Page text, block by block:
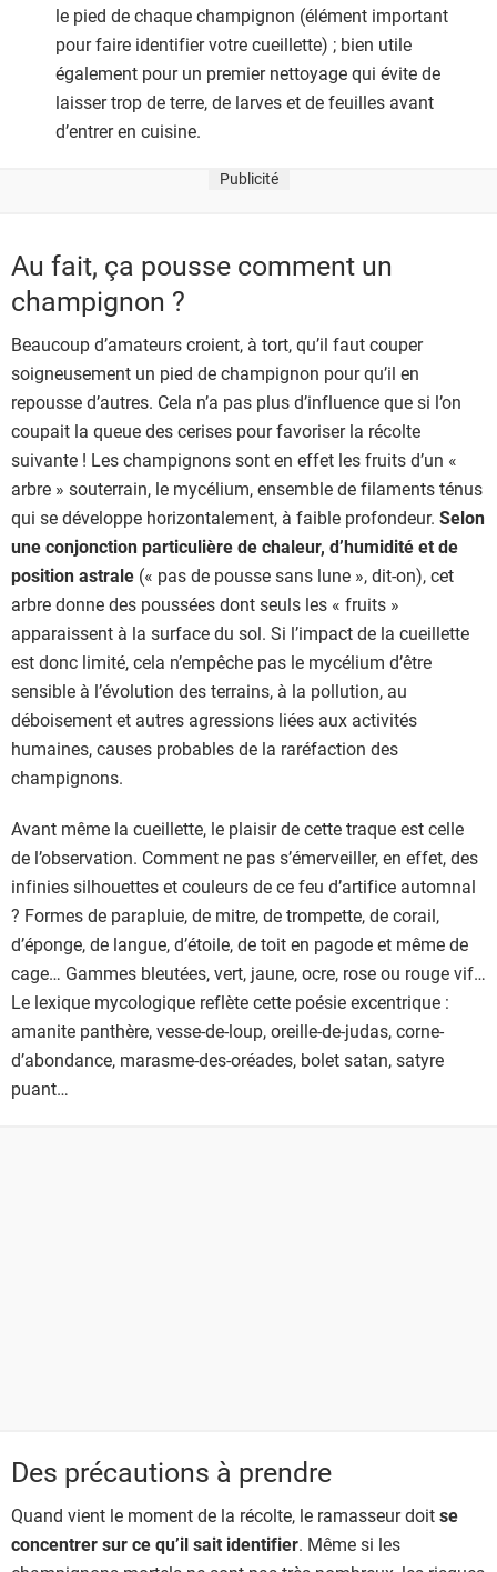
le pied de chaque champignon (élément important
pour faire identifier votre cueillette) ; bien utile
également pour un premier nettoyage qui évite de
laisser trop de terre, de larves et de feuilles avant
d’entrer en cuisine.
Publicité
Au fait, ça pousse comment un
champignon ?
Beaucoup d’amateurs croient, à tort, qu’il faut couper
soigneusement un pied de champignon pour qu’il en
repousse d’autres. Cela n’a pas plus d’influence que si l’on
coupait la queue des cerises pour favoriser la récolte
suivante ! Les champignons sont en effet les fruits d’un «
arbre » souterrain, le mycélium, ensemble de filaments ténus
qui se développe horizontalement, à faible profondeur. Selon
une conjonction particulière de chaleur, d’humidité et de
position astrale (« pas de pousse sans lune », dit-on), cet
arbre donne des poussées dont seuls les « fruits »
apparaissent à la surface du sol. Si l’impact de la cueillette
est donc limité, cela n’empêche pas le mycélium d’être
sensible à l’évolution des terrains, à la pollution, au
déboisement et autres agressions liées aux activités
humaines, causes probables de la raréfaction des
champignons.
Avant même la cueillette, le plaisir de cette traque est celle
de l’observation. Comment ne pas s’émerveiller, en effet, des
infinies silhouettes et couleurs de ce feu d’artifice automnal
? Formes de parapluie, de mitre, de trompette, de corail,
d’éponge, de langue, d’étoile, de toit en pagode et même de
cage… Gammes bleutées, vert, jaune, ocre, rose ou rouge vif…
Le lexique mycologique reflète cette poésie excentrique :
amanite panthère, vesse-de-loup, oreille-de-judas, corne-
d’abondance, marasme-des-oréades, bolet satan, satyre
puant…
Des précautions à prendre
Quand vient le moment de la récolte, le ramasseur doitse
concentrer sur ce qu’il sait identifier. Même si les